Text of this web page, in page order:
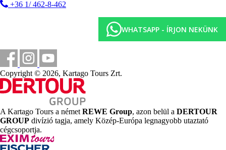
+36 1/ 462-8-462
WHATSAPP - ÍRJON NEKÜNK
Copyright © 2026, Kartago Tours Zrt.
A Kartago Tours a német REWE Group, azon belül a DERTOUR
GROUP divízió tagja, amely Közép-Európa legnagyobb utaztató
cégcsoportja.